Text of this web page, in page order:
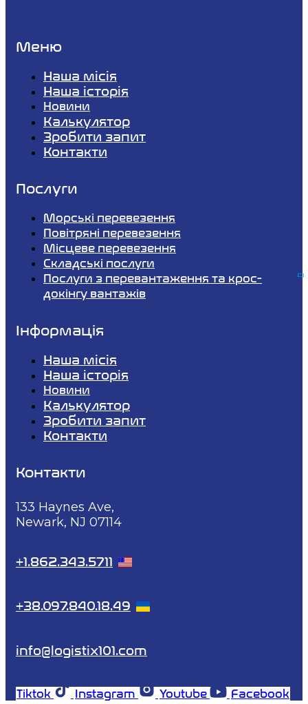
Меню
Наша місія
Наша історія
Новини
Калькулятор
Зробити запит
Контакти
Послуги
Морські перевезення
Повітряні перевезення
Місцеве перевезення
Складські послуги
Послуги з перевантаження та крос-
докінгу вантажів
Інформація
Наша місія
Наша історія
Новини
Калькулятор
Зробити запит
Контакти
Контакти
133 Haynes Ave,
Newark, NJ 07114
+1.862.343.5711
+38.097.840.18.49
info@logistix101.com
Tiktok Instagram Youtube Facebook